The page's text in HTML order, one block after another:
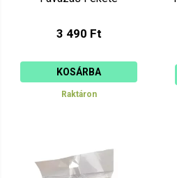
3 490 Ft
KOSÁRBA
Raktáron